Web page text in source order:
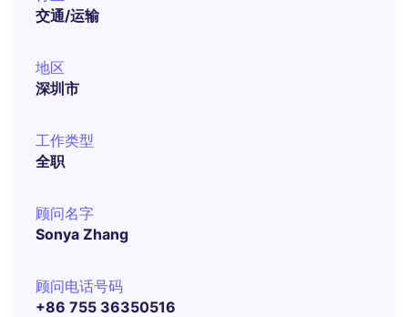
交通/运输
地区
深圳市
工作类型
全职
顾问名字
Sonya Zhang
顾问电话号码
+86 755 36350516